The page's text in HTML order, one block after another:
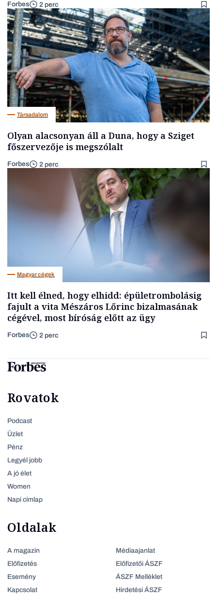
Forbes 2 perc
Társadalom
Olyan alacsonyan áll a Duna, hogy a Sziget
főszervezője is megszólalt
Forbes 2 perc
Magyar cégek
Itt kell élned, hogy elhidd: épületrombolásig
fajult a vita Mészáros Lőrinc bizalmasának
cégével, most bíróság előtt az ügy
Forbes 2 perc
Rovatok
Podcast
Üzlet
Pénz
Legyél jobb
A jó élet
Women
Napi címlap
Oldalak
A magazin
Előfizetés
Esemény
Kapcsolat
Médiaajanlat
Előfizetői ÁSZF
ÁSZF Melléklet
Hirdetési ÁSZF